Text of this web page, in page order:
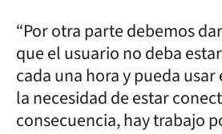
“Por otra parte debemos
que el usuario no deba
cada una hora y pueda
la necesidad de estar
consecuencia, hay trabajo